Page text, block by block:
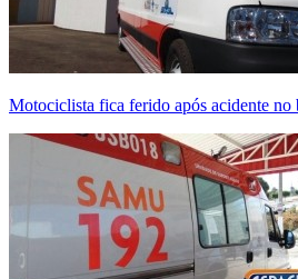
Motociclista fica ferido após acidente no